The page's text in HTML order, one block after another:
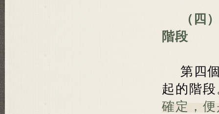
（四
階段
第四
起的階
確定，